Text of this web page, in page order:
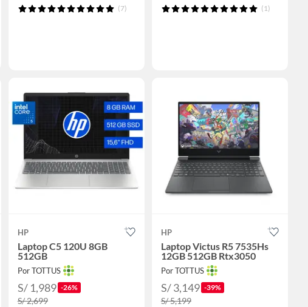
(7) (1)
HP
Laptop C5 120U 8GB
512GB
Por TOTTUS
S/ 1,989 -26%
S/ 2,699
HP
Laptop Victus R5 7535Hs
12GB 512GB Rtx3050
Por TOTTUS
S/ 3,149 -39%
S/ 5,199